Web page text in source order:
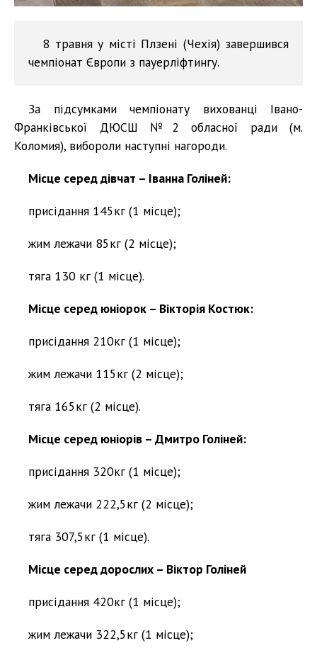
8 травня у місті Плзені (Чехія) завершився
чемпіонат Європи з пауерліфтингу.
За підсумками чемпіонату вихованці Івано-
Франківської ДЮСШ №2 обласної ради (м.
Коломия), вибороли наступні нагороди.
Місце серед дівчат – Іванна Голіней:
присідання 145кг (1 місце);
жим лежачи 85кг (2 місце);
тяга 130 кг (1 місце).
Місце серед юніорок – Вікторія Костюк:
присідання 210кг (1 місце);
жим лежачи 115кг (2 місце);
тяга 165кг (2 місце).
Місце серед юніорів – Дмитро Голіней:
присідання 320кг (1 місце);
жим лежачи 222,5кг (2 місце);
тяга 307,5кг (1 місце).
Місце серед дорослих – Віктор Голіней
присідання 420кг (1 місце);
жим лежачи 322,5кг (1 місце);